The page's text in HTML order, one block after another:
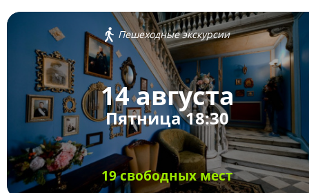
Пешеходные экскурсии
14 августа
Пятница 18:30
19 свободных мест